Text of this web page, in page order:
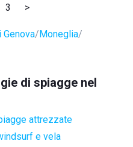
3 >
Genova Moneglia
di spiagge nel
attrezzate
e vela